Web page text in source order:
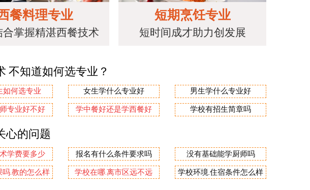
餐料理专业
合掌握精湛西餐技术
短期烹饪专业
短时间成才助力创发展
不知道如何选专业？
如何选专业 女生学什么专业好 男生学什么专业好
专业好不好 学中餐好还是学西餐好 学校有招生简章吗
心的问题
学费要多少 报名有什么条件要求吗 没有基础能学厨师吗
.教的怎么样 学校在哪.离市区远不远 学校环境.住宿条件怎么样